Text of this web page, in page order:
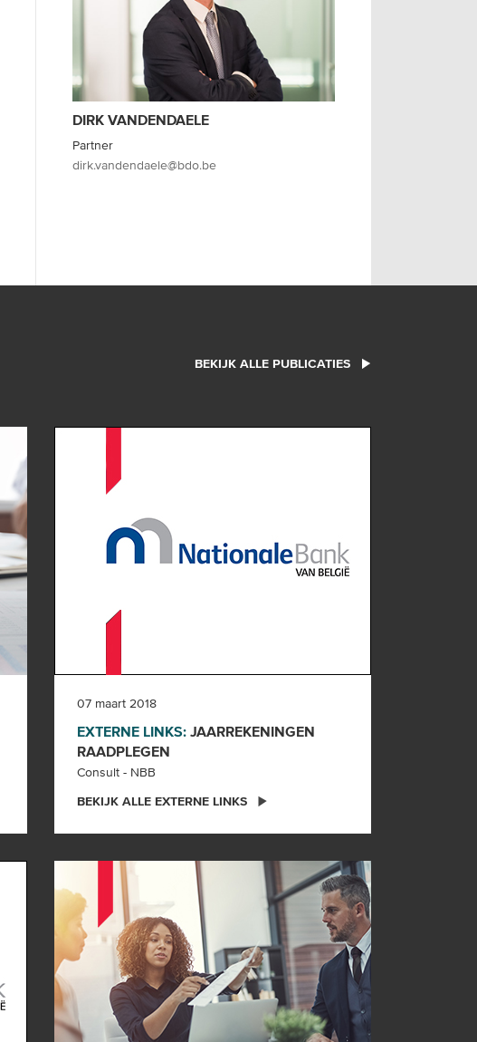
DIRK VANDENDAELE
Partner
dirk.vandendaele@bdo.be
BEKIJK ALLE PUBLICATIES
07 maart 2018
EXTERNE LINKS:JAARREKENINGEN
RAADPLEGEN
Consult - NBB
BEKIJK ALLE EXTERNE LINKS